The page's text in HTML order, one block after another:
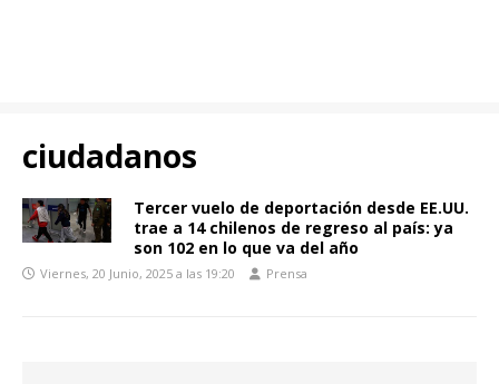
ciudadanos
Tercer vuelo de deportación desde EE.UU.
trae a 14 chilenos de regreso al país: ya
son 102 en lo que va del año
Viernes, 20 Junio, 2025 a las 19:20 Prensa